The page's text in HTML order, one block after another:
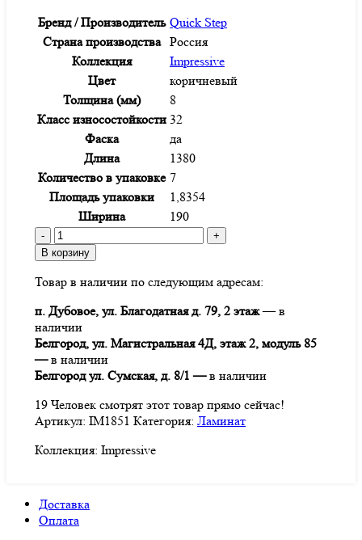
Бренд / Производитель Quick Step
Страна производства Россия
Коллекция
Impressive
Цвет
коричневый
Толщина (мм)
8
Класс износостойкости 32
Фаска
да
Длина
1380
Количество в упаковке 7
Площадь упаковки
1,8354
Ширина
190
Количество
товара
Ламинат
Quick
Impressive
IM1851
Дуб
деревенский
В корзину
Товар в наличии по следующим адресам:
п. Дубовое, ул. Благодатная д. 79, 2 этаж— в
наличии
Белгород, ул. Магистральная 4Д, этаж 2, модуль 85
—в наличии
Белгород ул. Сумская, д. 8/1 —в наличии
19 Человек смотрят этот товар прямо сейчас!
Артикул: IM1851 Категория: Ламинат
Коллекция: Impressive
Доставка
Оплата